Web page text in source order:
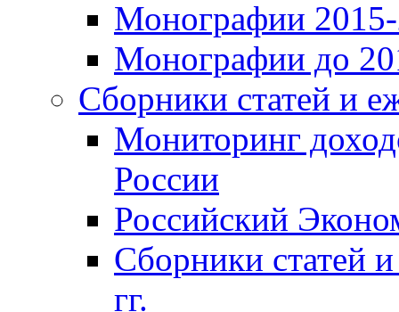
Монографии 2015-
Монографии до
Сборники статей и
Мониторинг
России
Российский
Сборники статей
гг.